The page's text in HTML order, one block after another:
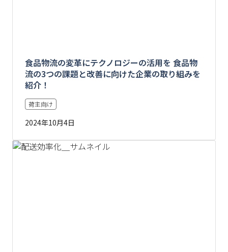
食品物流の変革にテクノロジーの活用を 食品物
流の3つの課題と改善に向けた企業の取り組みを
紹介！
荷主向け
2024年10月4日